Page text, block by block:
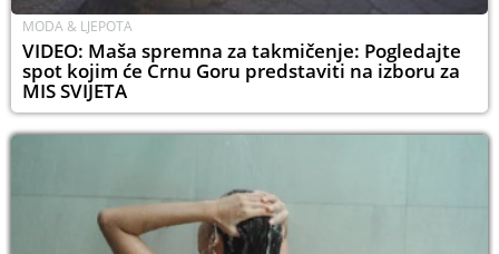
MODA & LJEPOTA
VIDEO: Maša spremna za takmičenje: Pogledajte
spot kojim će Crnu Goru predstaviti na izboru za
MIS SVIJETA